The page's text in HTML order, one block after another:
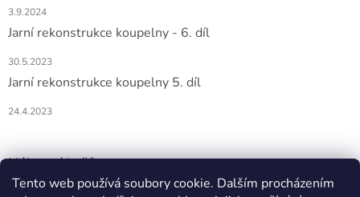
Tento web používá soubory cookie. Dalším procházením
3.9.2024
Jarní rekonstrukce koupelny - 6. díl
30.5.2023
Jarní rekonstrukce koupelny 5. díl
24.4.2023
Nákupní košík